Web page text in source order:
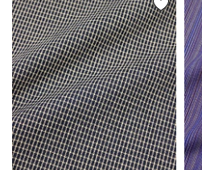
промокоды и скидки
категории
Электронная почта